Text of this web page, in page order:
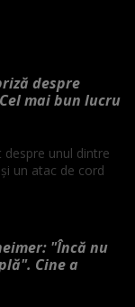
despre
mai bun lucru
unul dintre
un atac de cord
"Încă nu
Cine a